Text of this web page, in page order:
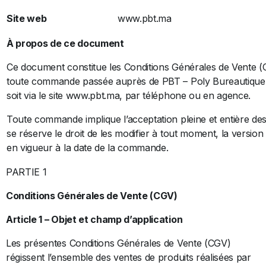
Site web www.pbt.ma
À propos de ce document
Ce document constitue les Conditions Générales de Vente
toute commande passée auprès de PBT – Poly
soit via le site www.pbt.ma, par téléphone ou en agence.
Toute commande implique l’acceptation pleine et entière
se réserve le droit de les modifier à tout moment, la
en vigueur à la date de la commande.
PARTIE 1
Conditions Générales de Vente (CGV)
Article 1 – Objet et champ d’application
Les présentes Conditions Générales de Vente (CGV)
régissent l’ensemble des ventes de produits réalisées par